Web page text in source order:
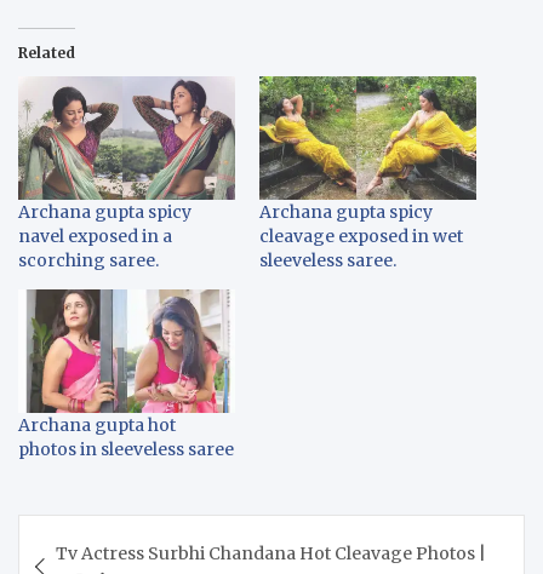
Related
Archana gupta spicy
navel exposed in a
scorching saree.
Archana gupta spicy
cleavage exposed in wet
sleeveless saree.
Archana gupta hot
photos in sleeveless saree
Tv Actress Surbhi Chandana Hot Cleavage Photos |